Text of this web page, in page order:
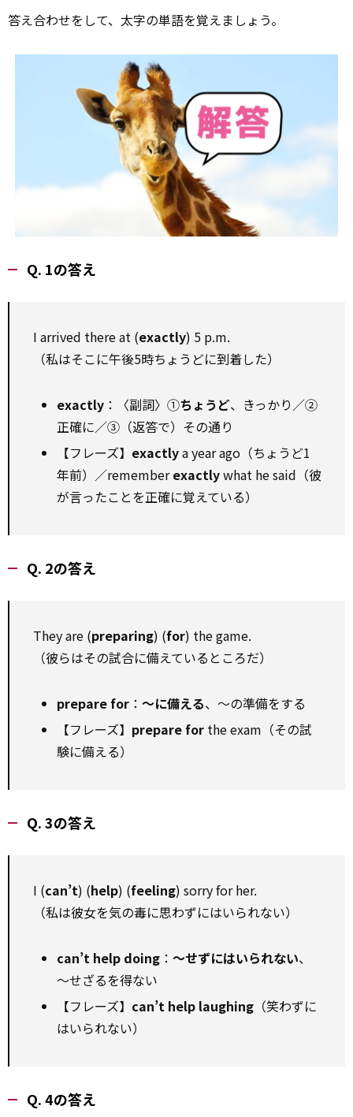
答え合わせをして、太字の単語を覚えましょう。
Q. 1の答え
I arrived there at (exactly) 5 p.m.
（私はそこに午後5時ちょうどに到着した）
exactly ：〈副詞〉①ちょうど、きっかり／②
正確に／③（返答で）その通り
【フレーズ】 exactlya year ago（ちょうど1
年前）／rememberexactlywhat he said（彼
が言ったことを正確に覚えている）
Q. 2の答え
They are (preparing) (for) the game.
（彼らはその試合に備えているところだ）
prepare for ： ～に備える、～の準備をする
【フレーズ】 prepare for the exam（その試
験に備える）
Q. 3の答え
I (can’t) (help) (feeling) sorry for her.
（私は彼女を気の毒に思わずにはいられない）
can’t help doing ： ～せずにはいられない、
～せざるを得ない
【フレーズ】 can’t help laughing （笑わずに
はいられない）
Q. 4の答え